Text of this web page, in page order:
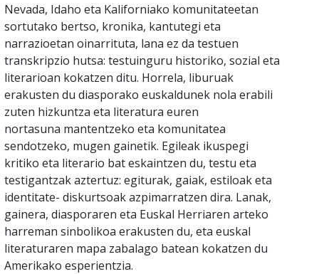
Nevada, Idaho eta Kaliforniako komunitateetan
sortutako bertso, kronika, kantutegi eta
narrazioetan oinarrituta, lana ez da testuen
transkripzio hutsa: testuinguru historiko, sozial eta
literarioan kokatzen ditu. Horrela, liburuak
erakusten du diasporako euskaldunek nola erabili
zuten hizkuntza eta literatura euren
nortasuna mantentzeko eta komunitatea
sendotzeko, mugen gainetik. Egileak ikuspegi
kritiko eta literario bat eskaintzen du, testu eta
testigantzak aztertuz: egiturak, gaiak, estiloak eta
identitate- diskurtsoak azpimarratzen dira. Lanak,
gainera, diasporaren eta Euskal Herriaren arteko
harreman sinbolikoa erakusten du, eta euskal
literaturaren mapa zabalago batean kokatzen du
Amerikako esperientzia.